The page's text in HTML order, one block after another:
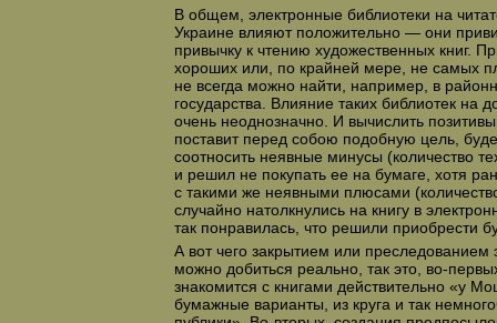
В общем, электронные библиотеки на
Украине влияют положительно — они
привычку к чтению художественных книг.
хороших или, по крайней мере, не самых
не всегда можно найти, например, в
государства. Влияние таких библиотек на
очень неоднозначно. И вычислить
поставит перед собою подобную цель,
соотносить неявные минусы (количество
и решил не покупать ее на бумаге, хотя
с такими же неявными плюсами
случайно натолкнулись на книгу в
так понравилась, что решили приобрести
А вот чего закрытием или преследованием
можно добиться реально, так это, во-
знакомится с книгами действительно «у
бумажные варианты, из круга и так